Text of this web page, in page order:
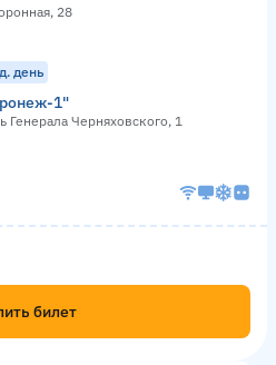
28
день
1"
Черняховского, 1
билет